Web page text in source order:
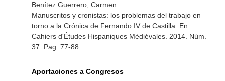
Benítez Guerrero, Carmen:
Manuscritos y cronistas: los problemas del trabajo en
torno a la Crónica de Fernando IV de Castilla. En:
Cahiers d'Études Hispaniques Médiévales. 2014. Núm.
37. Pag. 77-88
Aportaciones a Congresos